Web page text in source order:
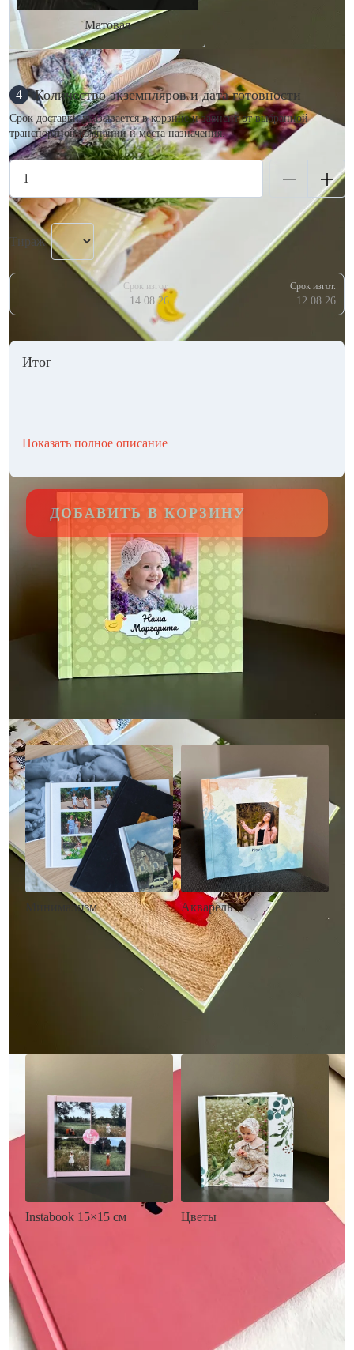
Матовая
4 Количество экземпляров и дата готовности
Срок доставки указывается в корзине и зависит от выбранной
транспортной компании и места назначения.
Тираж
Срок изгот.
14.08.26
Срок изгот.
12.08.26
Итог
Показать полное описание
ДОБАВИТЬ В КОРЗИНУ
Другие стили фотокниг
Минимализм
• Загрузка фото и текста
Акварель
• Декор в стиле
акварельных красок
• Выбор цвета фона
• Загрузка фото и текста
Заказать
Instabook 15×15 см
• Выбор цвета фона
• Загрузка фото и текста
Заказать
Цветы